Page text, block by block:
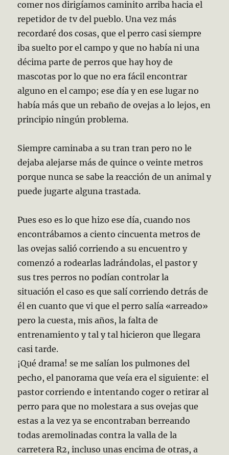
comer nos dirigíamos caminito arriba hacia el
repetidor de tv del pueblo. Una vez más
recordaré dos cosas, que el perro casi siempre
iba suelto por el campo y que no había ni una
décima parte de perros que hay hoy de
mascotas por lo que no era fácil encontrar
alguno en el campo; ese día y en ese lugar no
había más que un rebaño de ovejas a lo lejos, en
principio ningún problema.
Siempre caminaba a su tran tran pero no le
dejaba alejarse más de quince o veinte metros
porque nunca se sabe la reacción de un animal y
puede jugarte alguna trastada.
Pues eso es lo que hizo ese día, cuando nos
encontrábamos a ciento cincuenta metros de
las ovejas salió corriendo a su encuentro y
comenzó a rodearlas ladrándolas, el pastor y
sus tres perros no podían controlar la
situación el caso es que salí corriendo detrás de
él en cuanto que vi que el perro salía «arreado»
pero la cuesta, mis años, la falta de
entrenamiento y tal y tal hicieron que llegara
casi tarde.
¡Qué drama! se me salían los pulmones del
pecho, el panorama que veía era el siguiente: el
pastor corriendo e intentando coger o retirar al
perro para que no molestara a sus ovejas que
estas a la vez ya se encontraban berreando
todas aremolinadas contra la valla de la
carretera R2, incluso unas encima de otras, a